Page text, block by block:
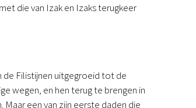
die van Izak en Izaks terugkeer
de Filistijnen uitgegroeid tot de
wegen, en hen terug te brengen in
een van zijn eerste daden die